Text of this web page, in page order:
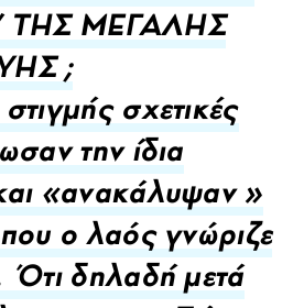
ΤΗΣ ΜΕΓΑΛΗΣ
;
σχετικές
την ίδια
«ανακάλυψαν »
ο λαός γνώριζε
Ότι δηλαδή μετά